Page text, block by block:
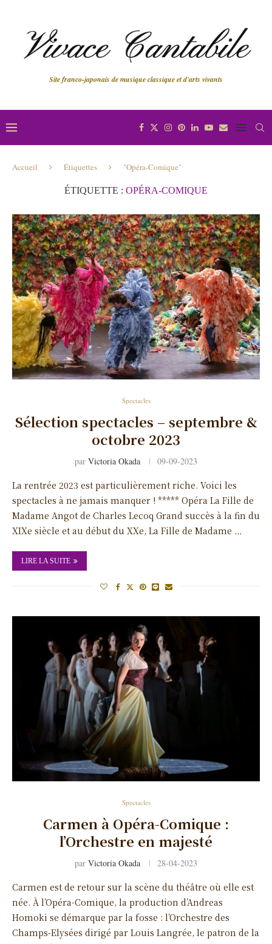
Site franco-japonais de musique classique et d'arts vivants
Accueil Étiquettes "Opéra-Comique"
ÉTIQUETTE : OPÉRA-COMIQUE
Spectacles
Sélection spectacles – septembre &
octobre 2023
par Victoria Okada 09-09-2023
La rentrée 2023 est particulièrement riche. Voici les
spectacles à ne jamais manquer ! ***** Opéra La Fille de
Madame Angot de Charles Lecoq Grand succès à la fin du
XIXe siècle et au début du XXe, La Fille de Madame …
LIRE LA SUITE
Spectacles
Carmen à Opéra-Comique :
l’Orchestre en majesté
par Victoria Okada 28-04-2023
Carmen est de retour sur la scène du théâtre où elle est
née. À l’Opéra-Comique, la production d’Andreas
Homoki se démarque par la fosse : l’Orchestre des
Champs-Elysées dirigé par Louis Langrée, le patron de la